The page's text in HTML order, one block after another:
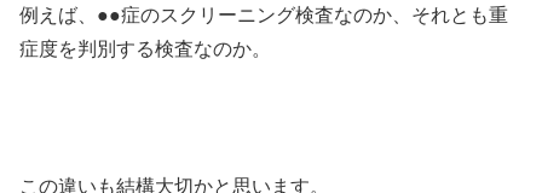
例えば、●●症のスクリーニング検査なのか、それとも重
症度を判別する検査なのか。
この違いも結構大切かと思います。